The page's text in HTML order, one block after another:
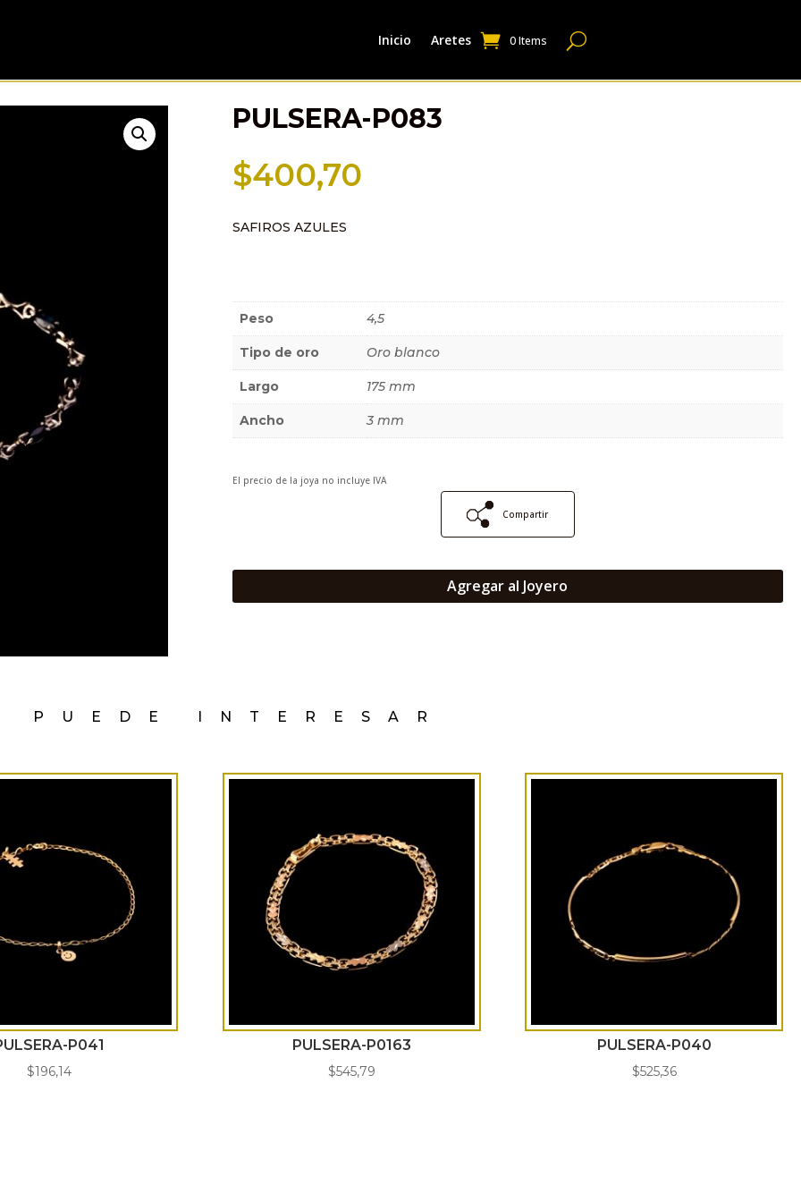
Inicio Aretes 0 Items
PULSERA-P083
$400,70
SAFIROS AZULES
Peso 4,5
Tipo de oro Oro blanco
Largo 175 mm
Ancho 3 mm
El precio de la joya no incluye IVA
Compartir
Agregar al Joyero
PUEDE INTERESAR
P041
$196,14
PULSERA-P0163
$545,79
PULSERA-P040
$525,36